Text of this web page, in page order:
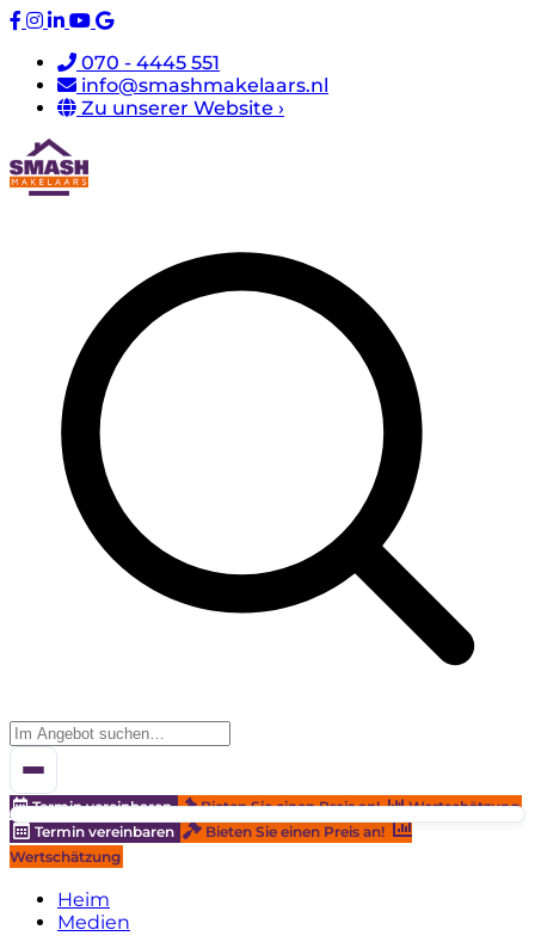
070 - 4445 551
info@smashmakelaars.nl
Zu unserer Website ›
Termin vereinbaren Bieten Sie einen Preis an!
Wertschätzung
Termin vereinbaren
Bieten Sie einen Preis an!
Wertschätzung
Heim
Medien